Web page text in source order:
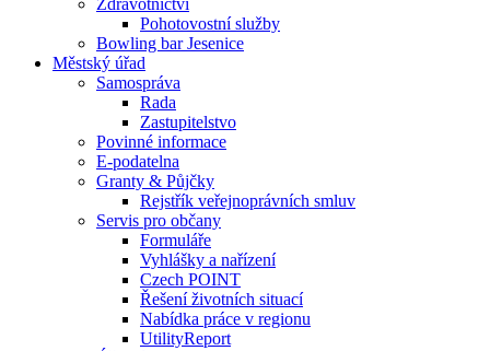
Zdravotnictví
Pohotovostní služby
Bowling bar Jesenice
Městský úřad
Samospráva
Rada
Zastupitelstvo
Povinné informace
E-podatelna
Granty & Půjčky
Rejstřík veřejnoprávních smluv
Servis pro občany
Formuláře
Vyhlášky a nařízení
Czech POINT
Řešení životních situací
Nabídka práce v regionu
UtilityReport